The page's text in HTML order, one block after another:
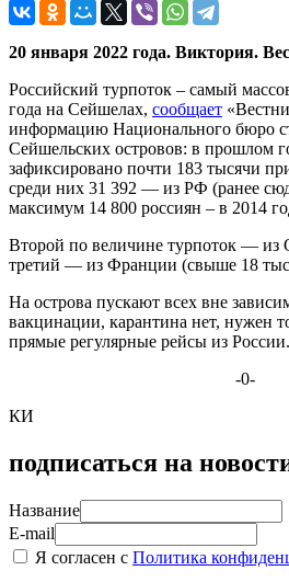
20 января 2022 года. Виктория.
Российский турпоток – самый
года на Сейшелах, сообщает
информацию Национального бюро
Сейшельских островов: в прошлом
зафиксировано почти 183 тысячи
среди них 31 392 — из РФ (ранее
максимум 14 800 россиян – в 2014
Второй по величине турпоток — из
третий — из Франции (свыше 18
На острова пускают всех вне
вакцинации, карантина нет, нужен
прямые регулярные рейсы из России.
-0-
КИ
подписаться на
Название
E-mail
Я согласен с Политика